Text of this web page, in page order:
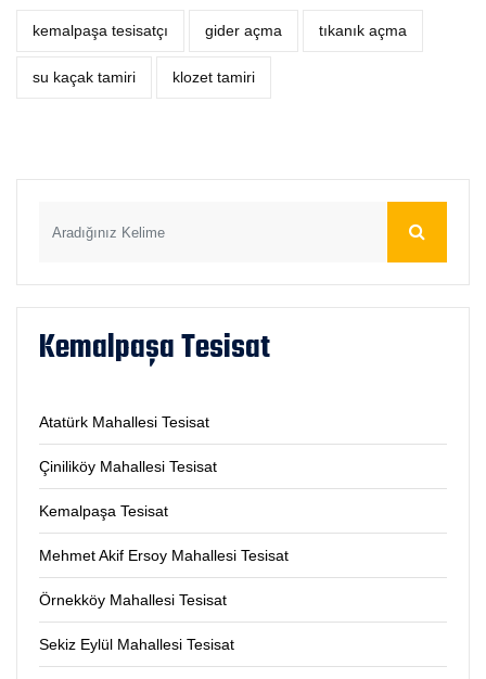
kemalpaşa tesisatçı ‎gider açma tıkanık açma
su kaçak tamiri klozet tamiri
Kemalpaşa Tesisat
Atatürk Mahallesi Tesisat
Çiniliköy Mahallesi Tesisat
Kemalpaşa Tesisat
Mehmet Akif Ersoy Mahallesi Tesisat
Örnekköy Mahallesi Tesisat
Sekiz Eylül Mahallesi Tesisat